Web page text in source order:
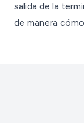
salida de la
de manera